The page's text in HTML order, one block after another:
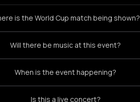
is the World Cup match being shown?
Will there be music at this event?
When is the event happening?
Is this a live concert?